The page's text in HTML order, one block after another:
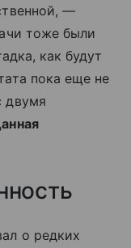
—
тоже были
как будут
пока еще не
двумя
о редких